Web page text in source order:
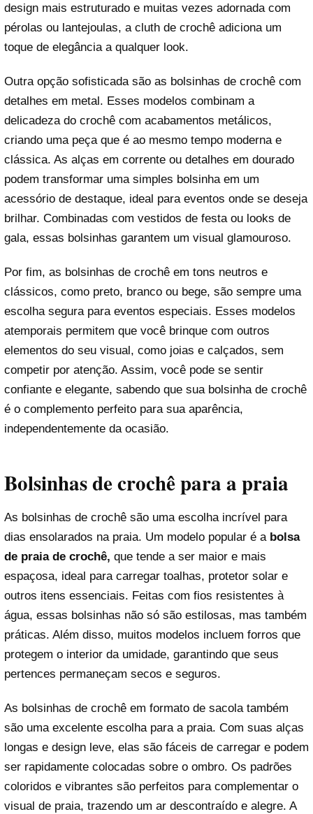
design mais estruturado e muitas vezes adornada com
pérolas ou lantejoulas, a cluth de crochê adiciona um
toque de elegância a qualquer look.
Outra opção sofisticada são as bolsinhas de crochê com
detalhes em metal. Esses modelos combinam a
delicadeza do crochê com acabamentos metálicos,
criando uma peça que é ao mesmo tempo moderna e
clássica. As alças em corrente ou detalhes em dourado
podem transformar uma simples bolsinha em um
acessório de destaque, ideal para eventos onde se deseja
brilhar. Combinadas com vestidos de festa ou looks de
gala, essas bolsinhas garantem um visual glamouroso.
Por fim, as bolsinhas de crochê em tons neutros e
clássicos, como preto, branco ou bege, são sempre uma
escolha segura para eventos especiais. Esses modelos
atemporais permitem que você brinque com outros
elementos do seu visual, como joias e calçados, sem
competir por atenção. Assim, você pode se sentir
confiante e elegante, sabendo que sua bolsinha de crochê
é o complemento perfeito para sua aparência,
independentemente da ocasião.
Bolsinhas de crochê para a praia
As bolsinhas de crochê são uma escolha incrível para
dias ensolarados na praia. Um modelo popular é a bolsa
de praia de crochê, que tende a ser maior e mais
espaçosa, ideal para carregar toalhas, protetor solar e
outros itens essenciais. Feitas com fios resistentes à
água, essas bolsinhas não só são estilosas, mas também
práticas. Além disso, muitos modelos incluem forros que
protegem o interior da umidade, garantindo que seus
pertences permaneçam secos e seguros.
As bolsinhas de crochê em formato de sacola também
são uma excelente escolha para a praia. Com suas alças
longas e design leve, elas são fáceis de carregar e podem
ser rapidamente colocadas sobre o ombro. Os padrões
coloridos e vibrantes são perfeitos para complementar o
visual de praia, trazendo um ar descontraído e alegre. A